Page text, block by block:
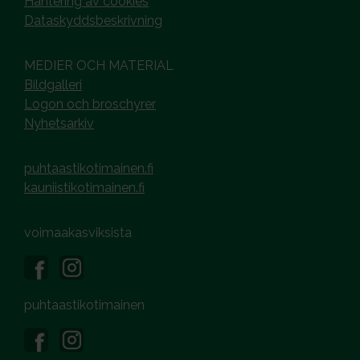
Dataskyddsbeskrivning
MEDIER OCH MATERIAL
Bildgalleri
Logon och broschyrer
Nyhetsarkiv
puhtaastikotimainen.fi
kauniistikotimainen.fi
voimaakasviksista
puhtaastikotimainen